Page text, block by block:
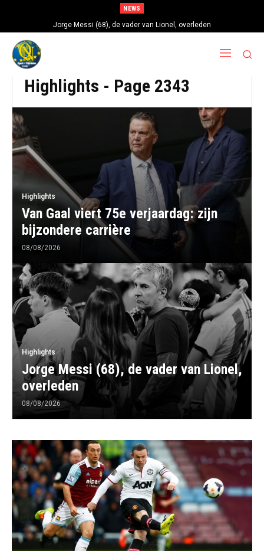
NEWS
Jorge Messi (68), de vader van Lionel, overleden
Lionel Messi in rouw: “Argentijnse ster verliest vader Jorge op 68-jarige
leeftijd na gezondheidsproblemen”
Highlights - Page 2343
Highlights
Van Gaal viert 75e verjaardag: zijn
bijzondere carrière
08/08/2026
Highlights
Jorge Messi (68), de vader van Lionel,
overleden
08/08/2026